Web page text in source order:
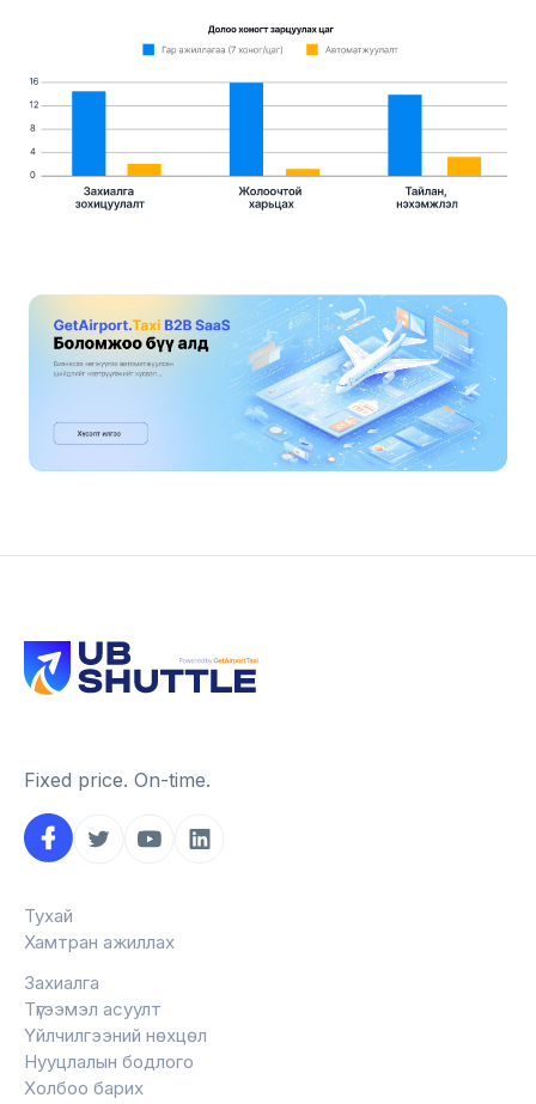
Fixed price. On-time.
Тухай
Хамтран ажиллах
Захиалга
Түгээмэл асуулт
Үйлчилгээний нөхцөл
Нууцлалын бодлого
Холбоо барих